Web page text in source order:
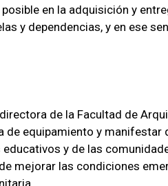
en la adquisición y
y dependencias, y en ese
de la Facultad de
de equipamiento y manifestar
y de las
mejorar las condiciones